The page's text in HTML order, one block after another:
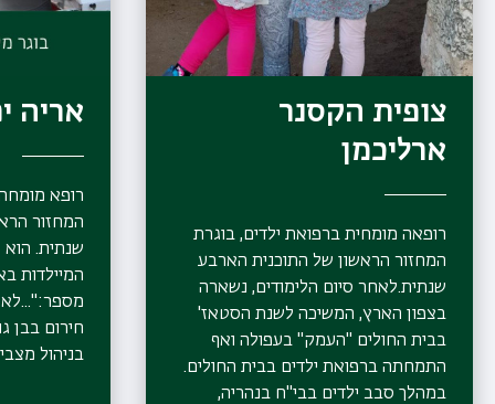
צופית הקסנר
ארליכמן
רופאה מומחית ברפואת ילדים, בוגרת
המחזור הראשון של התוכנית הארבע
שנתית.לאחר סיום הלימודים, נשארה
בצפון הארץ, המשיכה לשנת הסטאז'
בבית החולים "העמק" בעפולה ואף
התמחתה ברפואת ילדים בבית החולים.
במהלך סבב ילדים בבי"ח בנהריה,
אריה
רופא מומחה
המחזור
שנתית. הוא
המיילדות
חירום בבן
בניהול